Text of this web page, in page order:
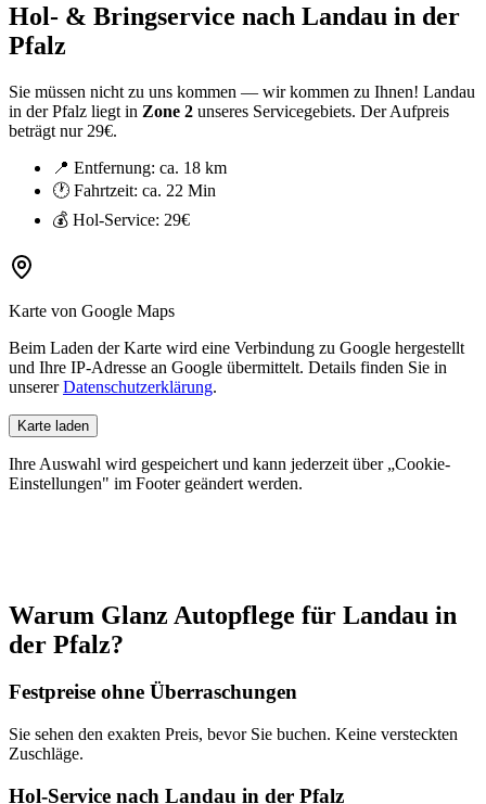
Hol- & Bringservice nach Landau in der
Pfalz
Sie müssen nicht zu uns kommen — wir kommen zu Ihnen! Landau
in der Pfalz liegt in Zone 2 unseres Servicegebiets. Der Aufpreis
beträgt nur 29€.
📍 Entfernung: ca. 18 km
🕐 Fahrtzeit: ca. 22 Min
💰 Hol-Service: 29€
Karte von Google Maps
Beim Laden der Karte wird eine Verbindung zu Google hergestellt
und Ihre IP-Adresse an Google übermittelt. Details finden Sie in
unserer Datenschutzerklärung.
Karte laden
Ihre Auswahl wird gespeichert und kann jederzeit über „Cookie-
Einstellungen" im Footer geändert werden.
Warum Glanz Autopflege für Landau in
der Pfalz?
Festpreise ohne Überraschungen
Sie sehen den exakten Preis, bevor Sie buchen. Keine versteckten
Zuschläge.
Hol-Service nach Landau in der Pfalz